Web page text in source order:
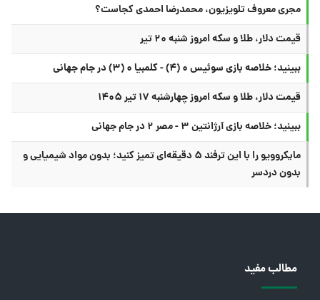
مجری معروف تلویزیون، محمدرضا احمدی کجاست؟
قیمت دلار، طلا و سکه امروز شنبه ۲۰ تیر
ببینید؛ خلاصه بازی سوئیس ۰ (۴) - کلمبیا ۰ (۳) در جام جهانی
قیمت دلار، طلا و سکه امروز چهارشنبه ۱۷ تیر ۱۴۰۵
ببینید؛ خلاصه بازی آرژانتین ۳ - مصر ۲ در جام جهانی
مایکروویو را با این ترفند ۵ دقیقه‌ای تمیز کنید؛ بدون مواد شیمیایی و
بدون دردسر
مطالب مفید